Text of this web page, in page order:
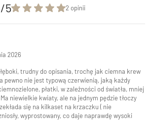
/5 2 opinii
trudny do opisania, trochę jak ciemna krew
pewno nie jest typową czerwienią, jaką każdy
płatki, w zależności od światła, mniej
niewielkie kwiaty, ale na jednym pędzie tłoczy
się na kilkaset na krzaczku ( nie
wyprostowany, co daje naprawdę wysoki
2026